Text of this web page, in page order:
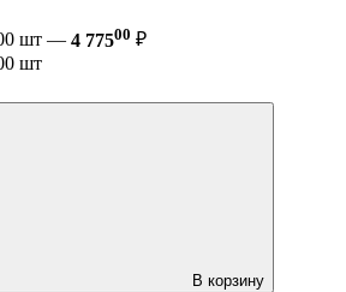
шт — 4 77500 ₽
шт
В корзину